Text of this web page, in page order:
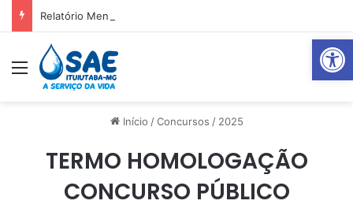
Abrir
Relatório Mensal Janeiro – Qualidade da Água Tratada
Menu
Início / Concursos / 2025
TERMO HOMOLOGAÇÃO
CONCURSO PÚBLICO